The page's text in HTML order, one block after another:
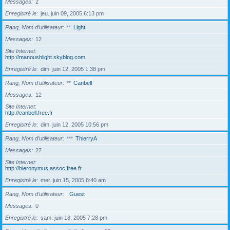
Messages
2
Enregistré le
jeu. juin 09, 2005 6:13 pm
Rang, Nom d’utilisateur ** Light
Messages
12
Site Internet
http://manoushlight.skyblog.com
Enregistré le
dim. juin 12, 2005 1:38 pm
Rang, Nom d’utilisateur ** Canbell
Messages
12
Site Internet
http://canbell.free.fr
Enregistré le
dim. juin 12, 2005 10:56 pm
Rang, Nom d’utilisateur *** ThierryA
Messages
27
Site Internet
http://hieronymus.assoc.free.fr
Enregistré le
mer. juin 15, 2005 8:40 am
Rang, Nom d’utilisateur
Guest
Messages
0
Enregistré le
sam. juin 18, 2005 7:28 pm